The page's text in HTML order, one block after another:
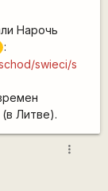
Нарочь
:
swieci/s
Литве).
more_vert